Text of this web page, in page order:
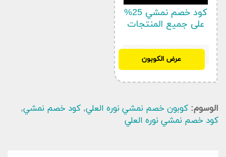
كود خصم نمشي 25%
على جميع المنتجات
عرض الكوبون
الوسوم: كوبون خصم نمشي نوره العلي, كود خصم نمشي,
كود خصم نمشي نوره العلي